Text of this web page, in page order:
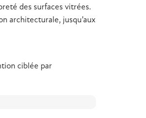
des surfaces vitrées.
architecturale, jusqu’aux
ciblée par